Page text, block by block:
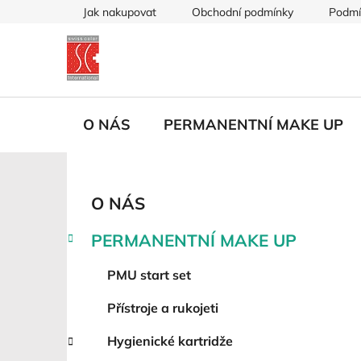
Jak nakupovat Obchodní podmínky
O NÁS PERMANENTNÍ MAKE UP
s
n
kategorie
e
e
O NÁS
PERMANENTNÍ MAKE UP
PMU start set
Přístroje a rukojeti
Hygienické kartridže